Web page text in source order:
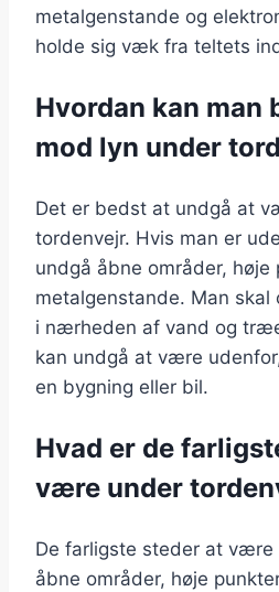
metalgenstande og
holde sig væk fra teltets
Hvordan kan man
mod lyn under
Det er bedst at undgå at
tordenvejr. Hvis man er
undgå åbne områder, høje
metalgenstande. Man
i nærheden af vand og
kan undgå at være
en bygning eller bil.
Hvad er de
være under
De farligste steder at være
åbne områder, høje